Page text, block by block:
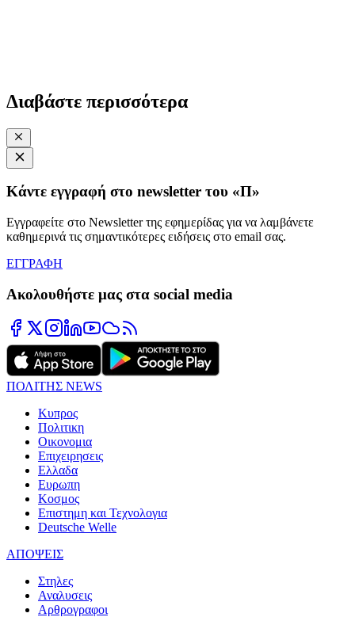
Διαβάστε περισσότερα
Κάντε εγγραφή στο newsletter του «Π»
Εγγραφείτε στο Newsletter της εφημερίδας για να λαμβάνετε
καθημερινά τις σημαντικότερες ειδήσεις στο email σας.
ΕΓΓΡΑΦΗ
Ακολουθήστε μας στα social media
ΠΟΛΙΤΗΣ NEWS
Κυπρος
Πολιτικη
Οικονομια
Επιχειρησεις
Ελλαδα
Ευρωπη
Κοσμος
Επιστημη και Τεχνολογια
Deutsche Welle
ΑΠΟΨΕΙΣ
Στηλες
Αναλυσεις
Αρθρογραφοι